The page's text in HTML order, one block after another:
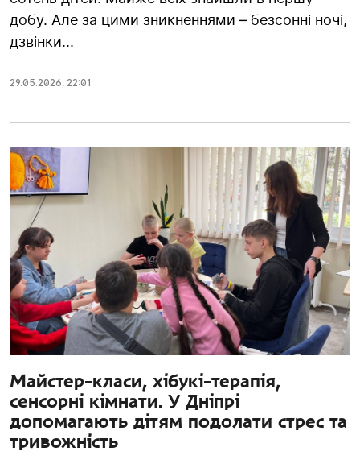
добу. Але за цими зникненнями – безсонні ночі,
дзвінки...
29.05.2026, 22:01
Майстер-класи, хібукі-терапія,
сенсорні кімнати. У Дніпрі
допомагають дітям подолати стрес та
тривожність